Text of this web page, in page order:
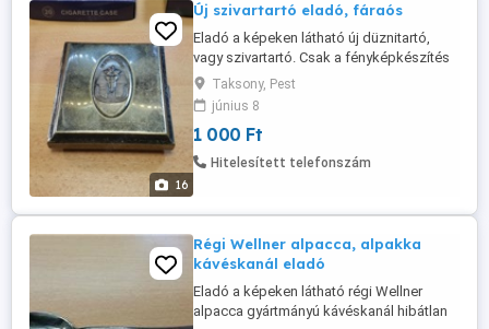
16
Új szivartartó eladó, fáraós
Eladó a képeken látható új düznitartó,
vagy szivartartó. Csak a fényképkészítés
miatt bontottam fel, egyébként teljesen új,
sosem volt használva. Átvehető: Pest
megye - Taksony községben. Postán is
elküldöm rendesen becsomagolva
dobozba, de akkor előre kérem utalni az
Taksony, Pest
június 8
1 000 Ft
Hitelesített telefonszám
Régi Wellner alpacca, alpakka
kávéskanál eladó
Eladó a képeken látható régi Wellner
alpacca gyártmányú kávéskanál hibátlan